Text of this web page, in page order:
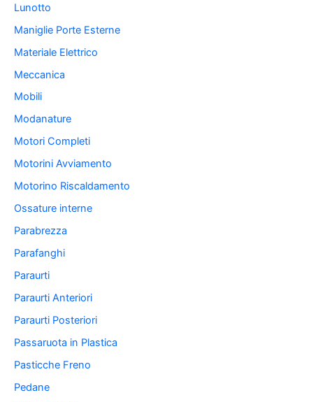
Lunotto
Maniglie Porte Esterne
Materiale Elettrico
Meccanica
Mobili
Modanature
Motori Completi
Motorini Avviamento
Motorino Riscaldamento
Ossature interne
Parabrezza
Parafanghi
Paraurti
Paraurti Anteriori
Paraurti Posteriori
Passaruota in Plastica
Pasticche Freno
Pedane